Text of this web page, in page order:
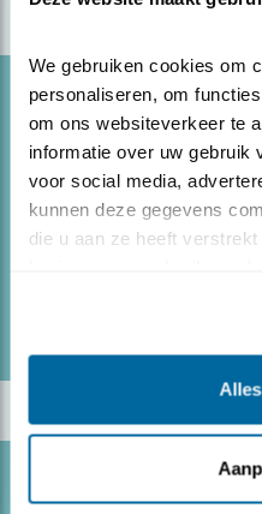
We gebruiken cookies om
personaliseren, om
om ons websiteverkeer te
informatie over uw gebruik
voor social media,
kunnen deze gegevens
die u aan ze heeft
Blog
ONTMOETING MET
29.06.21Jan van der
van deze fazant.